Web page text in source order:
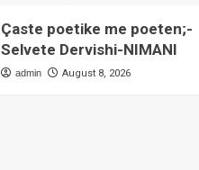
Çaste poetike me poeten;-
Selvete Dervishi-NIMANI
admin August 8, 2026